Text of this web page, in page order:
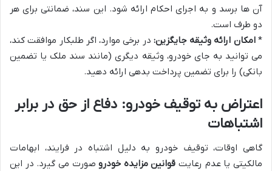
آن ها برسد و به اجرای احکام ارائه شود. این سند، ضمانتی برای هر
دو طرف است.
*امکان ارائه وثیقه جایگزین: در برخی موارد، اگر طلبکار موافقت کند،
می توانید به جای خودرو، وثیقه دیگری (مانند سند ملک یا تضمین
بانکی) را برای تضمین پرداخت بدهی ارائه دهید.
اعتراض به توقیف خودرو: دفاع از حق در برابر
اشتباهات
گاهی اوقات، توقیف خودرو به دلیل اشتباه در فرایند، ابهامات
مالکیتی یا عدم رعایت قوانین مزایده خودروصورت می گیرد. در این